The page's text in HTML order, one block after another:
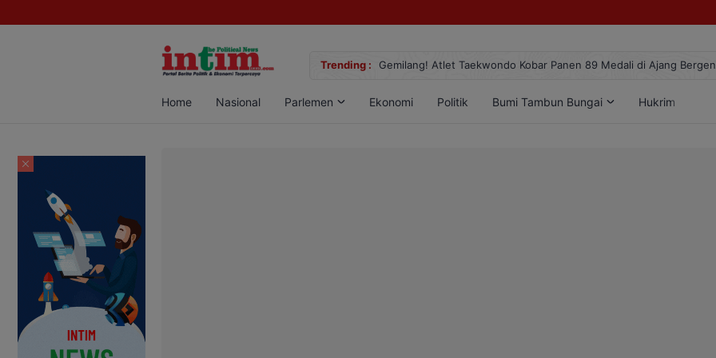
Trending :
Sabu di Pangkalan Bun, Dua Pelaku Diamankan Gemilang! Atlet Taekwondo Kobar Panen 89 Medali di Ajang
Home Nasional Parlemen Ekonomi Politik Bumi Tambun Bungai Hukrim